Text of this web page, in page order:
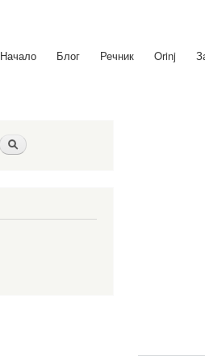
Начало Блог Речник Orinj